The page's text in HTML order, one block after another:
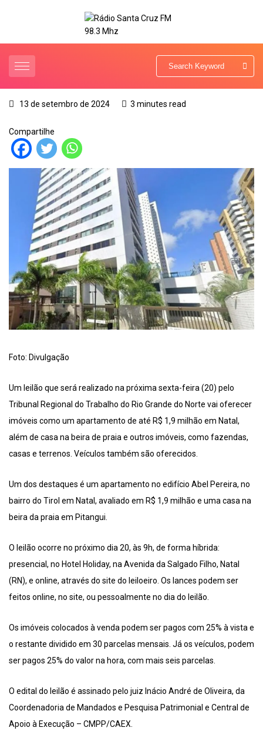
13 de setembro de 2024 3 minutes read
Compartilhe
Foto: Divulgação
Um leilão que será realizado na próxima sexta-feira (20) pelo
Tribunal Regional do Trabalho do Rio Grande do Norte vai oferecer
imóveis como um apartamento de até R$ 1,9 milhão em Natal,
além de casa na beira de praia e outros imóveis, como fazendas,
casas e terrenos. Veículos também são oferecidos.
Um dos destaques é um apartamento no edifício Abel Pereira, no
bairro do Tirol em Natal, avaliado em R$ 1,9 milhão e uma casa na
beira da praia em Pitangui.
O leilão ocorre no próximo dia 20, às 9h, de forma híbrida:
presencial, no Hotel Holiday, na Avenida da Salgado Filho, Natal
(RN), e online, através do site do leiloeiro. Os lances podem ser
feitos online, no site, ou pessoalmente no dia do leilão.
Os imóveis colocados à venda podem ser pagos com 25% à vista e
o restante dividido em 30 parcelas mensais. Já os veículos, podem
ser pagos 25% do valor na hora, com mais seis parcelas.
O edital do leilão é assinado pelo juiz Inácio André de Oliveira, da
Coordenadoria de Mandados e Pesquisa Patrimonial e Central de
Apoio à Execução – CMPP/CAEX.